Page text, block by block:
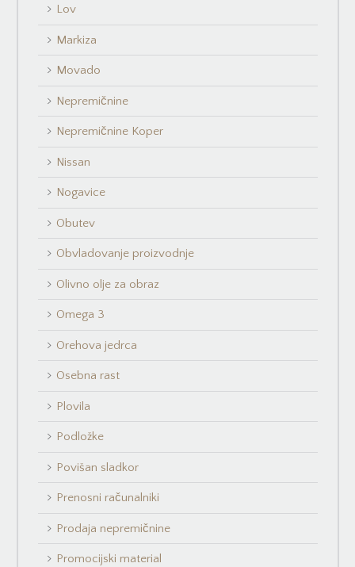
Lov
Markiza
Movado
Nepremičnine
Nepremičnine Koper
Nissan
Nogavice
Obutev
Obvladovanje proizvodnje
Olivno olje za obraz
Omega 3
Orehova jedrca
Osebna rast
Plovila
Podložke
Povišan sladkor
Prenosni računalniki
Prodaja nepremičnine
Promocijski material